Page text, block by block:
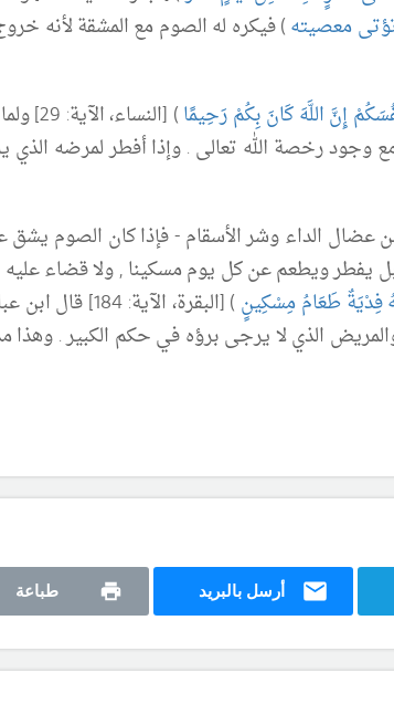
معصيته) فيكره له الصوم مع المشقة لأنه
إِنَّ اللَّهَ كَانَ بِكُمْ رَحِيمًا
) [النساء،
وجود رخصة الله تعالى . وإذا أفطر لمرضه الذي
عضال الداء وشر الأسقام - فإذا كان الصوم يشق
الآية: 286] بل يفطر ويطعم عن كل يوم مسكينا , ولا قضاء
فِدْيَةٌ طَعَامُ مِسْكِينٍ
) [البقرة، الآية: 184]
الذي لا يرجى برؤه في حكم الكبير .
أرسل بالبريد طباعة